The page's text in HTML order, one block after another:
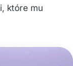
które mu